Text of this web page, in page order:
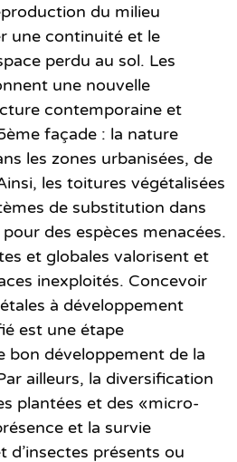
du milieu
une continuité et le
perdu au sol. Les
une nouvelle
contemporaine et
façade : la nature
les zones urbanisées, de
les toitures végétalisées
de substitution dans
des espèces menacées.
et globales valorisent et
inexploités. Concevoir
à développement
est une étape
bon développement de la
ailleurs, la diversification
plantées et des «micro-
et la survie
d’insectes présents ou